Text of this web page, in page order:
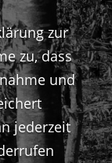
zur
zu, dass
und
jederzeit